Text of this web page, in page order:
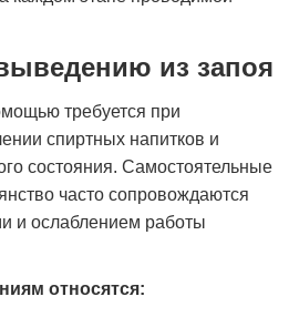
из запоя
требуется при
спиртных напитков и
состояния. Самостоятельные
часто сопровождаются
и ослаблением работы
относятся: